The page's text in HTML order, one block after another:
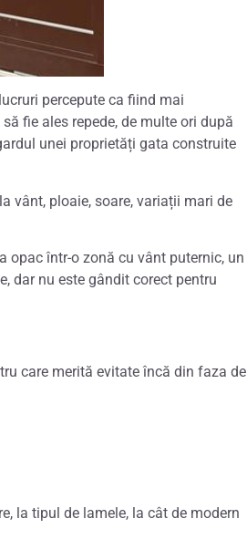
percepute ca fiind mai
fie ales repede, de multe ori după
unei proprietăți gata construite
vânt, ploaie, soare, variații mari de
opac într-o zonă cu vânt puternic, un
dar nu este gândit corect pentru
care merită evitate încă din faza de
la tipul de lamele, la cât de modern